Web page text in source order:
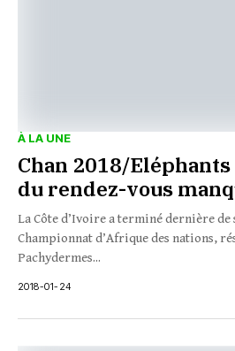
À LA UNE
Chan 2018/
du rendez-vous
La Côte d’Ivoire a terminé dernière de
Championnat d’Afrique des nations,
Pachydermes...
2018-01-24